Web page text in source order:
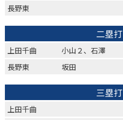
長野東
二塁打
上田千曲
小山２、石澤
長野東
坂田
三塁打
上田千曲